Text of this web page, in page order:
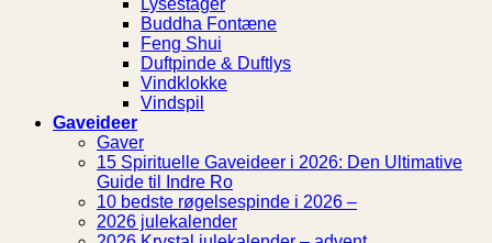
Buddha Fontæne
Feng Shui
Duftpinde & Duftlys
Vindklokke
Vindspil
Gaveideer
Gaver
15 Spirituelle Gaveideer i 2026: Den Ultimative
Guide til Indre Ro
10 bedste røgelsespinde i 2026 –
2026 julekalender